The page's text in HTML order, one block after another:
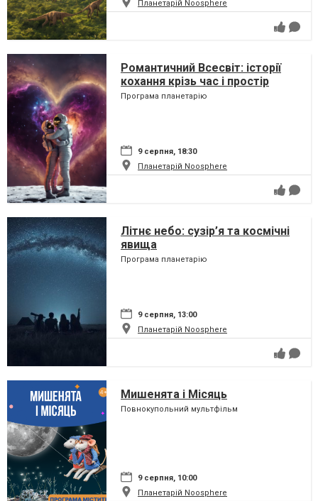
Планетарій Noosphere
Романтичний Всесвіт: історії
кохання крізь час і простір
Програма планетарію
9 серпня, 18:30
Планетарій Noosphere
Літнє небо: сузір’я та космічні
явища
Програма планетарію
9 серпня, 13:00
Планетарій Noosphere
Мишенята і Місяць
Повнокупольний мультфільм
9 серпня, 10:00
Планетарій Noosphere